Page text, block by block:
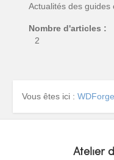
Actualités des guides
Nombre d'articles :
2
Vous êtes ici :
Atelier